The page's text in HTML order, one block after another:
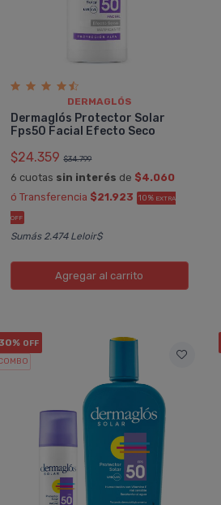
DERMAGLÓS
Dermaglós Protector Solar
Fps50 Facial Efecto Seco
$24.359 $34.799
6 cuotas sin interés de $4.060
ó Transferencia $21.923 10% EXTRA
OFF
Sumás 2.474 Leloir$
Agregar al carrito
OFF